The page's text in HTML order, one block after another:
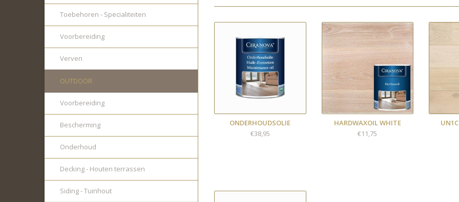
Toebehoren - Specialiteiten
Voorbereiding
Verven
OUTDOOR
Voorbereiding
Bescherming
Onderhoud
Decking - Houten terrassen
Siding - Tuinhout
ONDERHOUDSOLIE
€38,95
HARDWAXOIL WHITE
€11,75